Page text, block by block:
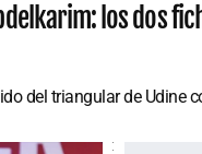
los dos
del triangular de Udine